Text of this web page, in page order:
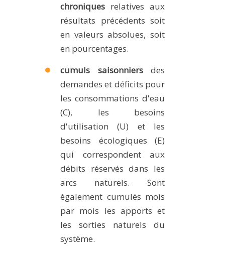
chroniques relatives aux
résultats précédents soit
en valeurs absolues, soit
en pourcentages.
cumuls saisonniersdes
demandes et déficits pour
les consommations d'eau
(C), les besoins
d'utilisation (U) et les
besoins écologiques (E)
qui correspondent aux
débits réservés dans les
arcs naturels. Sont
également cumulés mois
par mois les apports et
les sorties naturels du
système.